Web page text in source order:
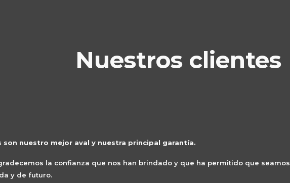
Nuestros clientes
son nuestro mejor aval y nuestra principal garantía.
la confianza que nos han brindado y que ha permitido que seamos
y de futuro.